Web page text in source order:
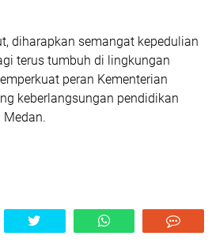
diharapkan semangat kepedulian
terus tumbuh di lingkungan
peran Kementerian
keberlangsungan pendidikan